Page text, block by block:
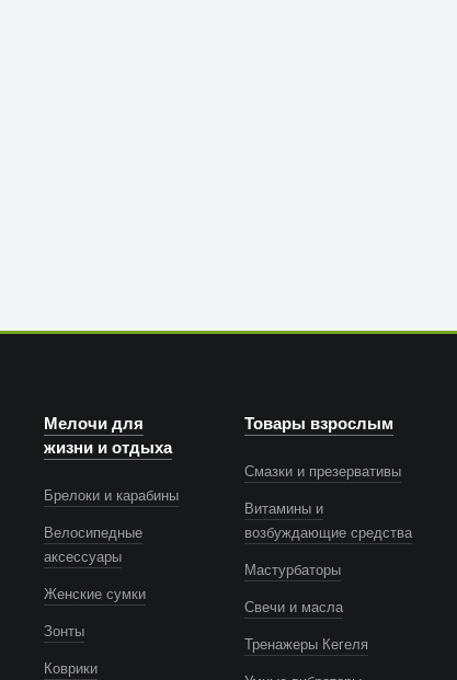
Мелочи для
жизни и отдыха
Брелоки и карабины
Велосипедные
аксессуары
Женские сумки
Зонты
Коврики
Товары взрослым
Смазки и презервативы
Витамины и
возбуждающие средства
Мастурбаторы
Свечи и масла
Тренажеры Кегеля